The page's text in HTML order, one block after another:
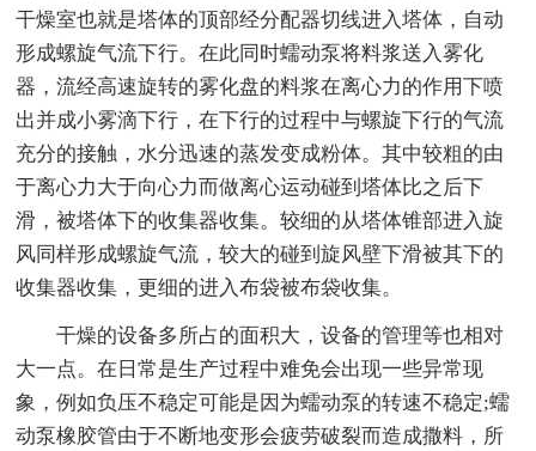
干燥室也就是塔体的顶部经分配器切线进入塔体，自动
形成螺旋气流下行。在此同时蠕动泵将料浆送入雾化
器，流经高速旋转的雾化盘的料浆在离心力的作用下喷
出并成小雾滴下行，在下行的过程中与螺旋下行的气流
充分的接触，水分迅速的蒸发变成粉体。其中较粗的由
于离心力大于向心力而做离心运动碰到塔体比之后下
滑，被塔体下的收集器收集。较细的从塔体锥部进入旋
风同样形成螺旋气流，较大的碰到旋风壁下滑被其下的
收集器收集，更细的进入布袋被布袋收集。
干燥的设备多所占的面积大，设备的管理等也相对
大一点。在日常是生产过程中难免会出现一些异常现
象，例如负压不稳定可能是因为蠕动泵的转速不稳定;蠕
动泵橡胶管由于不断地变形会疲劳破裂而造成撒料，所